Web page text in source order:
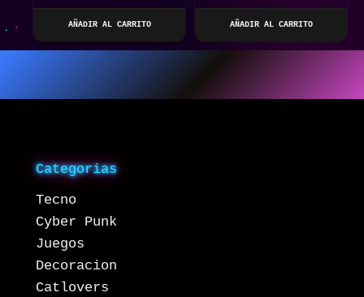
AÑADIR AL CARRITO AÑADIR AL CARRITO
Categorias
Tecno
Cyber Punk
Juegos
Decoracion
Catlovers